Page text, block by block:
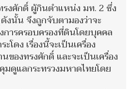
งศักดิ์ ผู้กินตำแหน่ง มท. 2 ซึ่ง
งนั้น จึงถูกจับตามองว่าจะ
การครอบครองที่ดินโดยบุคคล
โดง เรื่องนี้จะเป็นเครื่อง
ของทรงศักดิ์ และจะเป็นเครื่อง
มดูแลกระทรวงมหาดไทยโดย